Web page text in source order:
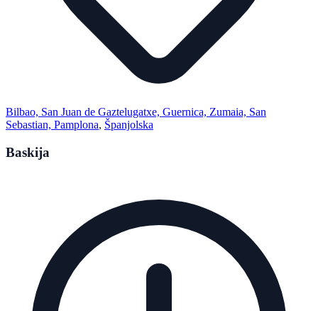
Bilbao, San Juan de Gaztelugatxe, Guernica, Zumaia, San
Sebastian, Pamplona, Španjolska
Baskija